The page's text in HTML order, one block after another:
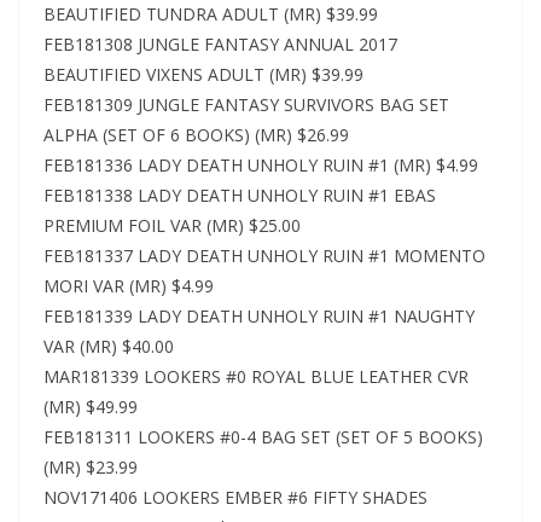
BEAUTIFIED TUNDRA ADULT (MR) $39.99
FEB181308 JUNGLE FANTASY ANNUAL 2017
BEAUTIFIED VIXENS ADULT (MR) $39.99
FEB181309 JUNGLE FANTASY SURVIVORS BAG SET
ALPHA (SET OF 6 BOOKS) (MR) $26.99
FEB181336 LADY DEATH UNHOLY RUIN #1 (MR) $4.99
FEB181338 LADY DEATH UNHOLY RUIN #1 EBAS
PREMIUM FOIL VAR (MR) $25.00
FEB181337 LADY DEATH UNHOLY RUIN #1 MOMENTO
MORI VAR (MR) $4.99
FEB181339 LADY DEATH UNHOLY RUIN #1 NAUGHTY
VAR (MR) $40.00
MAR181339 LOOKERS #0 ROYAL BLUE LEATHER CVR
(MR) $49.99
FEB181311 LOOKERS #0-4 BAG SET (SET OF 5 BOOKS)
(MR) $23.99
NOV171406 LOOKERS EMBER #6 FIFTY SHADES